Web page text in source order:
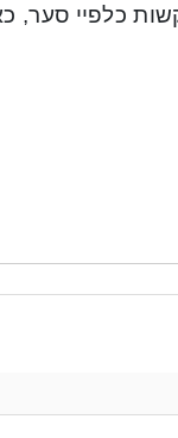
כלפיי סער,